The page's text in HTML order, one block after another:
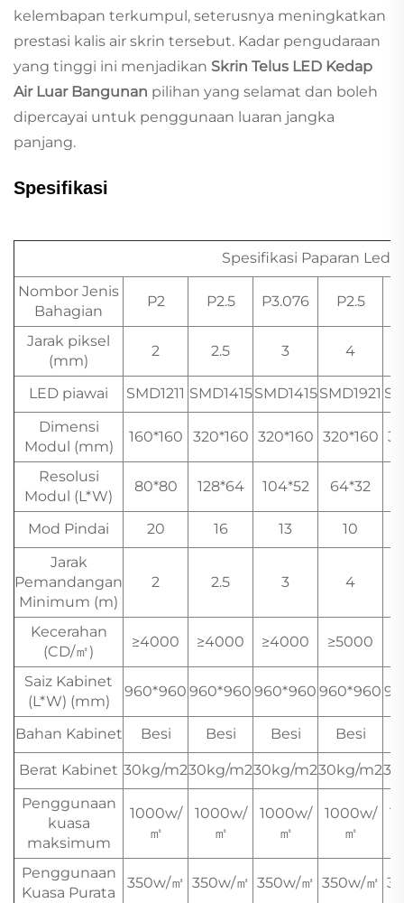
kelembapan terkumpul, seterusnya meningkatkan
prestasi kalis air skrin tersebut. Kadar pengudaraan
yang tinggi ini menjadikan Skrin Telus LED Kedap
Air Luar Bangunan pilihan yang selamat dan boleh
dipercayai untuk penggunaan luaran jangka
panjang.
Spesifikasi
Spesifikasi Paparan Led
Nombor Jenis
Bahagian
P2 P2.5 P3.076 P2.5
Jarak piksel
(mm)
2 2.5 3 4
LED piawai SMD1211 SMD1415SMD1415SMD1921
Dimensi
Modul (mm)
160*160 320*160 320*160 320*160
Resolusi
Modul (L*W)
80*80 128*64 104*52 64*32
Mod Pindai 20 16 13
10
Jarak
Pemandangan
Minimum (m)
2 2.5 3 4
Kecerahan
(CD/㎡)
≥4000 ≥4000 ≥4000 ≥5000
Saiz Kabinet
(L*W) (mm)
960*960 960*960 960*960 960*960
Bahan Kabinet Besi Besi Besi Besi
Berat Kabinet 30kg/m230kg/m230kg/m230kg/m2
Penggunaan
kuasa
maksimum
1000w/
㎡
1000w/
㎡
1000w/
㎡
1000w/
㎡
Penggunaan
Kuasa Purata
350w/㎡ 350w/㎡ 350w/㎡ 350w/㎡